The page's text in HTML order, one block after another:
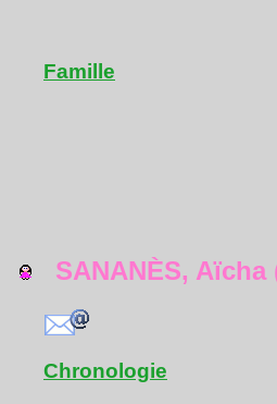
Famille
SANANÈS, Aïcha
Chronologie